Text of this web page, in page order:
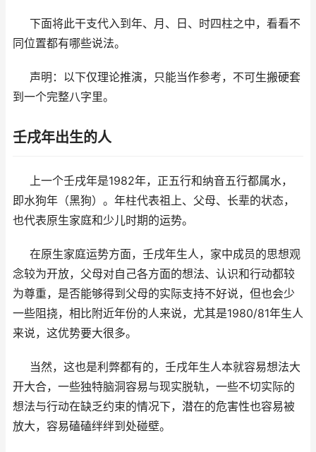
下面将此干支代入到年、月、日、时四柱之中，看看不
同位置都有哪些说法。
声明：以下仅理论推演，只能当作参考，不可生搬硬套
到一个完整八字里。
壬戌年出生的人
上一个壬戌年是1982年，正五行和纳音五行都属水，
即水狗年（黑狗）。年柱代表祖上、父母、长辈的状态，
也代表原生家庭和少儿时期的运势。
在原生家庭运势方面，壬戌年生人，家中成员的思想观
念较为开放，父母对自己各方面的想法、认识和行动都较
为尊重，是否能够得到父母的实际支持不好说，但也会少
一些阻挠，相比附近年份的人来说，尤其是1980/81年生人
来说，这优势要大很多。
当然，这也是利弊都有的，壬戌年生人本就容易想法大
开大合，一些独特脑洞容易与现实脱轨，一些不切实际的
想法与行动在缺乏约束的情况下，潜在的危害性也容易被
放大，容易磕磕绊绊到处碰壁。